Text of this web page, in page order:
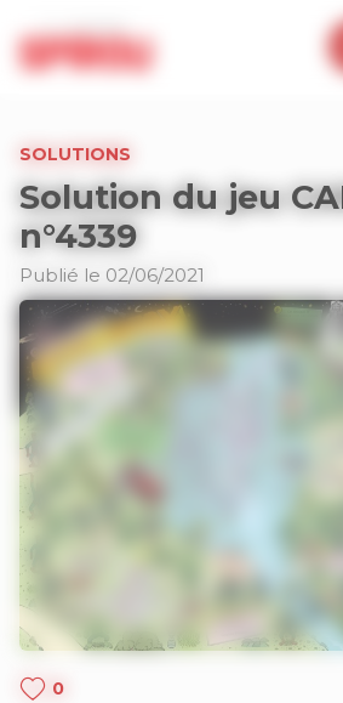
SOLUTIONS
Solution du jeu
n°4339
Publié le 02/06/2021
0